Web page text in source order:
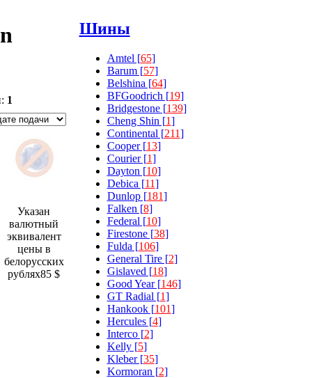
1
Указан
валютный
эквивалент
цены в
белорусских
рублях85 $
Шины
Amtel [65]
Barum [57]
Belshina [64]
BFGoodrich [19]
Bridgestone [139]
Cheng Shin [1]
Continental [211]
Cooper [13]
Courier [1]
Dayton [10]
Debica [11]
Dunlop [181]
Falken [8]
Federal [10]
Firestone [38]
Fulda [106]
General Tire [2]
Gislaved [18]
Good Year [146]
GT Radial [1]
Hankook [101]
Hercules [4]
Interco [2]
Kelly [5]
Kleber [35]
Kormoran [2]